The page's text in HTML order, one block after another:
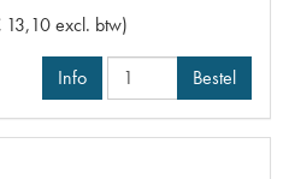
13,10 excl. btw)
Info Bestel